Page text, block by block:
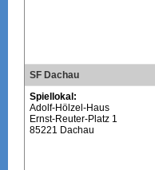
SF Dachau
Spiellokal:
Adolf-Hölzel-Haus
Ernst-Reuter-Platz 1
85221 Dachau